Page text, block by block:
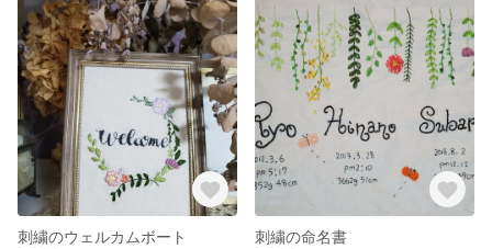
刺繍のウェルカムボート
刺繍の命名書